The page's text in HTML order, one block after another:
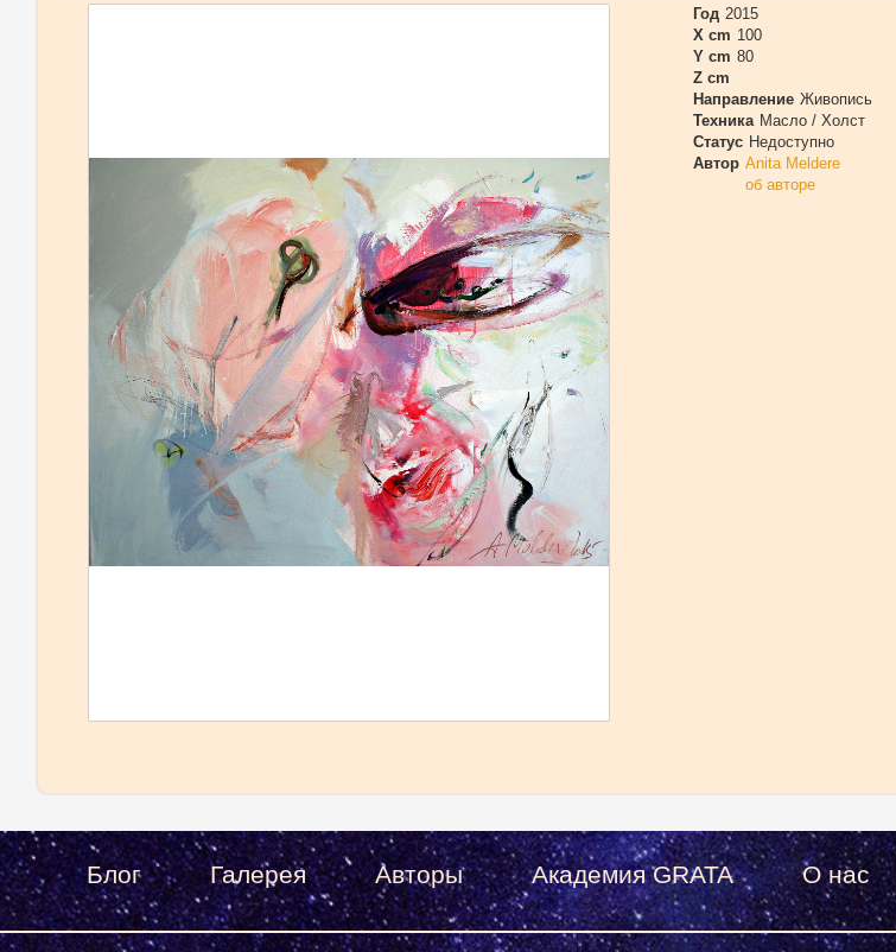
Год 2015
X cm 100
Y cm 80
Z cm
Направление Живопись
Техника Масло / Холст
Статус Недоступно
Автор Anita Meldere
об авторе
Блог Галерея Авторы Академия GRATA О нас